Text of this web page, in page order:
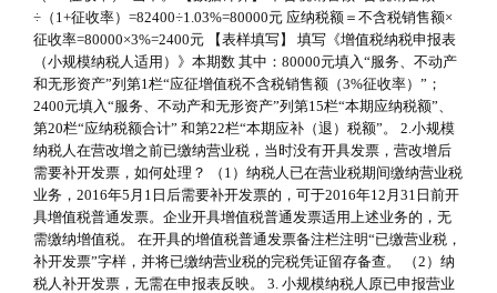
÷（1+征收率）=82400÷1.03%=80000元 应纳税额＝不含税销售额×
征收率=80000×3%=2400元 【表样填写】 填写《增值税纳税申报表
（小规模纳税人适用）》本期数 其中：80000元填入“服务、不动产
和无形资产”列第1栏“应征增值税不含税销售额（3%征收率）”；
2400元填入“服务、不动产和无形资产”列第15栏“本期应纳税额”、
第20栏“应纳税额合计” 和第22栏“本期应补（退）税额”。 2.小规模
纳税人在营改增之前已缴纳营业税，当时没有开具发票，营改增后
需要补开发票，如何处理？ （1）纳税人已在营业税期间缴纳营业税
业务，2016年5月1日后需要补开发票的，可于2016年12月31日前开
具增值税普通发票。企业开具增值税普通发票适用上述业务的，无
需缴纳增值税。 在开具的增值税普通发票备注栏注明“已缴营业税，
补开发票”字样，并将已缴纳营业税的完税凭证留存备查。 （2）纳
税人补开发票，无需在申报表反映。 3. 小规模纳税人原已申报营业